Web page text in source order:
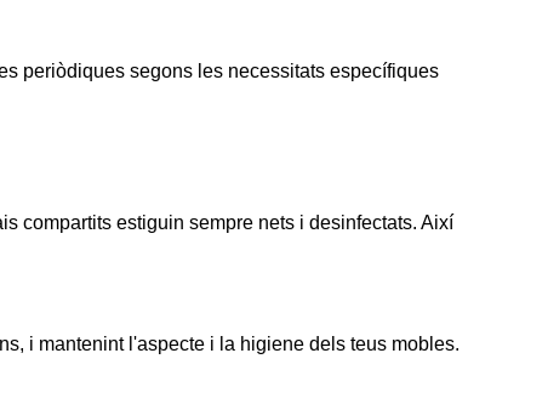
periòdiques segons les necessitats específiques
compartits estiguin sempre nets i desinfectats. Així
i mantenint l'aspecte i la higiene dels teus mobles.